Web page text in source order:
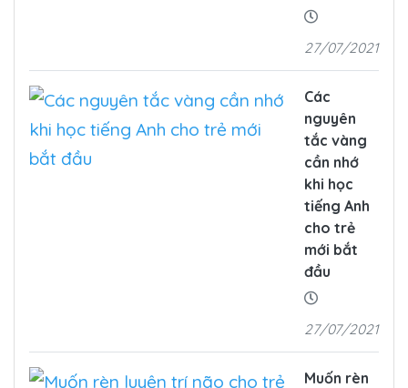
27/07/2021
Các
nguyên
tắc vàng
cần nhớ
khi học
tiếng Anh
cho trẻ
mới bắt
đầu
27/07/2021
Muốn rèn